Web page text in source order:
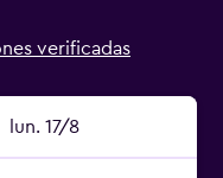
verificadas
lun. 17/8